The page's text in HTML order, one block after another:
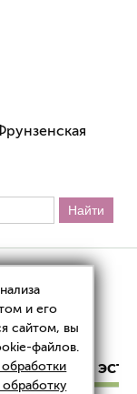
«ТРИАЛ
и его
сайтом, вы
файлов.